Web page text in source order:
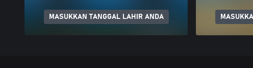
MASUKKAN TANGGAL LAHIR ANDA